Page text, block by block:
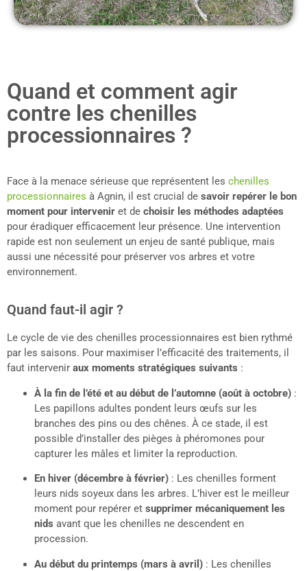
Quand et comment agir
contre les chenilles
processionnaires ?
Face à la menace sérieuse que représentent les chenilles
processionnaires à Agnin, il est crucial de savoir repérer le bon
moment pour intervenir et de choisir les méthodes adaptées
pour éradiquer efficacement leur présence. Une intervention
rapide est non seulement un enjeu de santé publique, mais
aussi une nécessité pour préserver vos arbres et votre
environnement.
Quand faut-il agir ?
Le cycle de vie des chenilles processionnaires est bien rythmé
par les saisons. Pour maximiser l’efficacité des traitements, il
faut intervenir aux moments stratégiques suivants :
À la fin de l’été et au début de l’automne (août à octobre) :
Les papillons adultes pondent leurs œufs sur les
branches des pins ou des chênes. À ce stade, il est
possible d’installer des pièges à phéromones pour
capturer les mâles et limiter la reproduction.
En hiver (décembre à février) : Les chenilles forment
leurs nids soyeux dans les arbres. L’hiver est le meilleur
moment pour repérer et supprimer mécaniquement les
nids avant que les chenilles ne descendent en
procession.
Au début du printemps (mars à avril) : Les chenilles